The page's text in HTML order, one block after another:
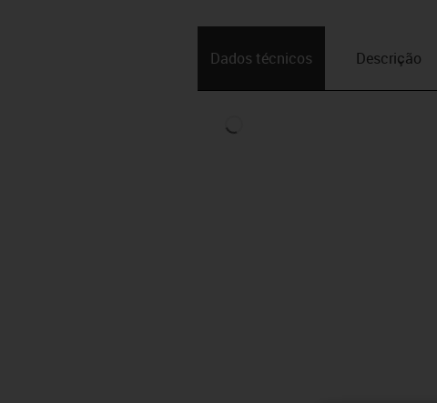
Dados técnicos Descrição